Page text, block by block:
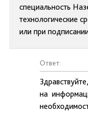
специальность
технологические
или при
Ответ:
на